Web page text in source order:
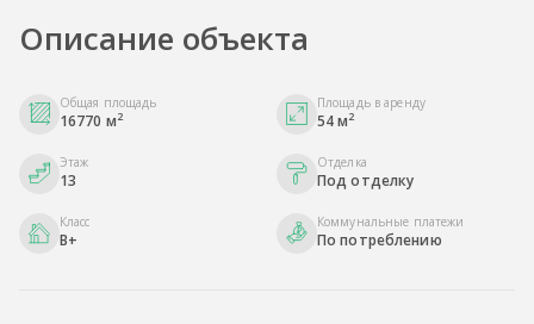
Описание объекта
Общая площадь
16770 м2
Площадь в аренду
54 м2
Этаж
13
Отделка
Под отделку
Класс
B+
Коммунальные платежи
По потреблению